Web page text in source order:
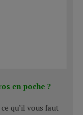
en poche ?
qu’il vous faut